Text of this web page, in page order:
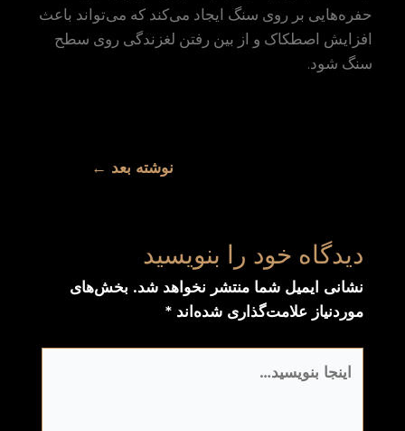
حفره‌هایی بر روی سنگ ایجاد می‌کند که می‌تواند باعث
افزایش اصطکاک و از بین رفتن لغزندگی روی سطح
سنگ شود.
نوشته بعد ←
دیدگاه‌ خود را بنویسید
نشانی ایمیل شما منتشر نخواهد شد. بخش‌های
موردنیاز علامت‌گذاری شده‌اند *
بنویسید…